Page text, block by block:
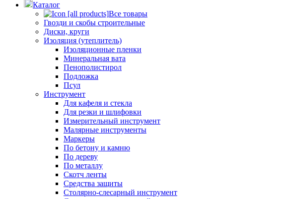
Каталог
Все товары
Гвозди и скобы строительные
Диски, круги
Изоляция (утеплитель)
Изоляционные пленки
Минеральная вата
Пенополистирол
Подложка
Псул
Инструмент
Для кафеля и стекла
Для резки и шлифовки
Измерительный инструмент
Малярные инструменты
Маркеры
По бетону и камню
По дереву
По металлу
Скотч ленты
Средства защиты
Столярно-слесарный инструмент